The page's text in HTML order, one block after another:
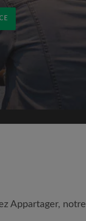
Appartager, notre